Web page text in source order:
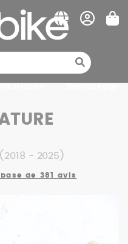
(2018 - 2025)
de 381 avis